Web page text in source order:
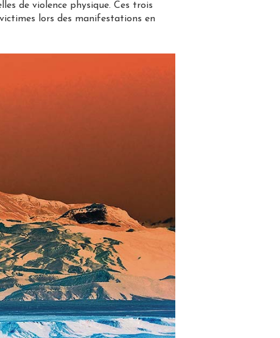
de violence physique. Ces trois
lors des manifestations en